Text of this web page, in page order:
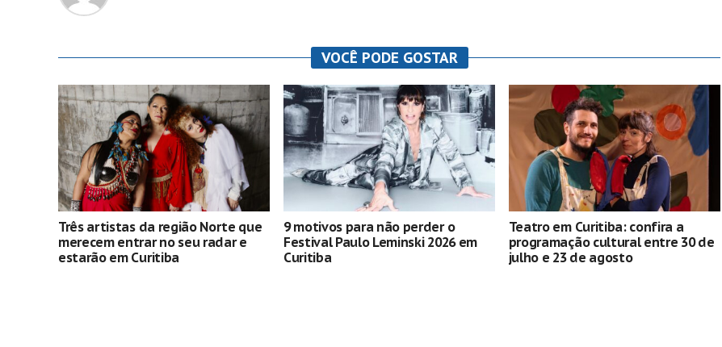
VOCÊ PODE GOSTAR
Três artistas da região Norte que
merecem entrar no seu radar e
estarão em Curitiba
9 motivos para não perder o
Festival Paulo Leminski 2026 em
Curitiba
Teatro em Curitiba: confira a
programação cultural entre 30 de
julho e 23 de agosto